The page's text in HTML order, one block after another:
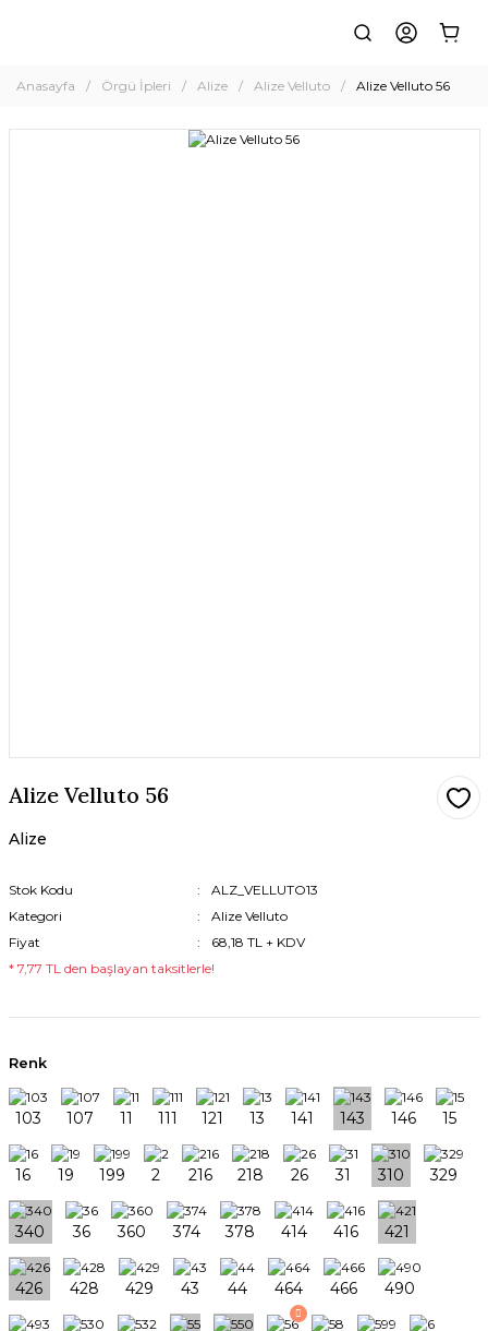
Anasayfa Örgü İpleri Alize Alize Velluto Alize Velluto 56
Alize Velluto 56
Alize
Stok Kodu
ALZ_VELLUTO13
Kategori
Alize Velluto
Fiyat
68,18 TL + KDV
* 7,77 TL den başlayan taksitlerle!
Renk